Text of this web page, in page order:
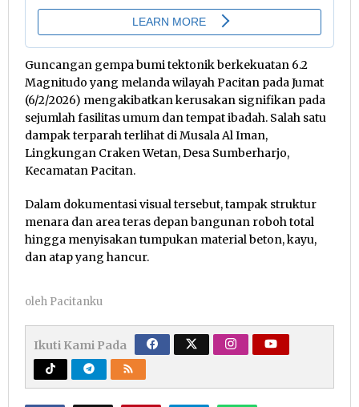
Guncangan gempa bumi tektonik berkekuatan 6.2
Magnitudo yang melanda wilayah Pacitan pada Jumat
(6/2/2026) mengakibatkan kerusakan signifikan pada
sejumlah fasilitas umum dan tempat ibadah. Salah satu
dampak terparah terlihat di Musala Al Iman,
Lingkungan Craken Wetan, Desa Sumberharjo,
Kecamatan Pacitan.
Dalam dokumentasi visual tersebut, tampak struktur
menara dan area teras depan bangunan roboh total
hingga menyisakan tumpukan material beton, kayu,
dan atap yang hancur.
oleh Pacitanku
Ikuti Kami Pada